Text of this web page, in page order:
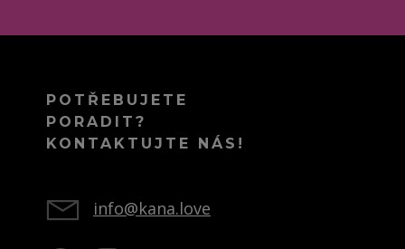
POTŘEBUJETE
PORADIT?
KONTAKTUJTE NÁS!
info@kana.love